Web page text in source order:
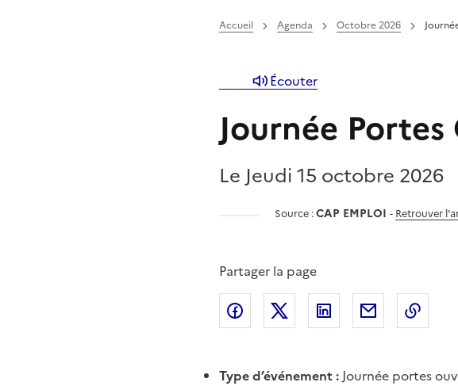
Accueil Agenda Octobre 2026
Écouter
Journée
Le Jeudi 15 octobre 2026
Source :CAP EMPLOI - Retrouver
Partager la page
Partager l'article surFacebook
Partager l'article sur X
Partager l'article sur
Partager
Type d’événement : Journée portes